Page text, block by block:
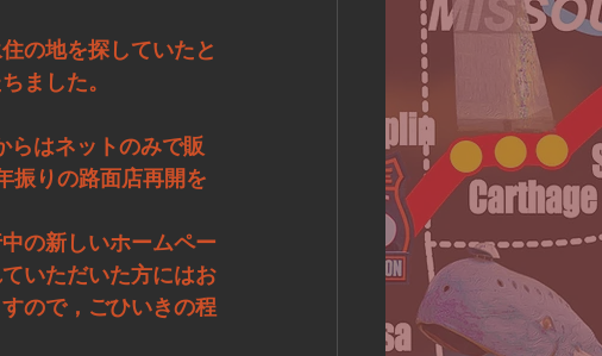
の地を探していたと
ました。
らはネットのみで販
振りの路面店再開を
の新しいホームペー
いただいた方にはお
ので，ごひいきの程